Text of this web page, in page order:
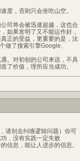
，否则只会坐吃山空。
司将会被迅速超越，这也合
如果发明了又不能运作好，
正的受益，更重要的是，法
了搜索引擎Google、
。对初创的公司来说，不具
了价值，理所应当成功。
请别去纠缠逻辑问题）你可
，没有实践一定失败
息，能让人进步的信息。